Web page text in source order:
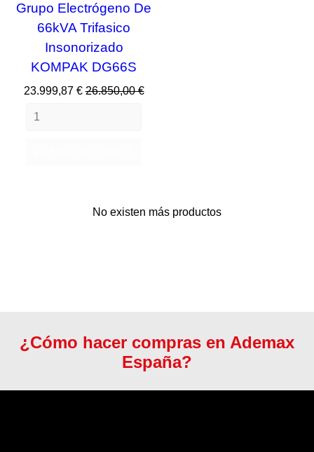
Grupo Electrógeno De
66kVA Trifasico
Insonorizado
KOMPAK DG66S
Precio
23.999,87 € Precio
26.850,00 €
No existen más productos
¿Cómo hacer compras en Ademax
España?